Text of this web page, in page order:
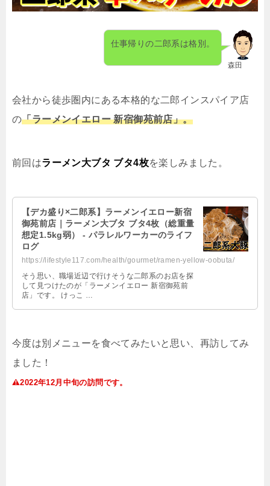
森田
仕事帰りの二郎系は格別。
会社から徒歩圏内にある本格的な二郎インスパイア店
の「ラーメンイエロー 新宿御苑前店」。
前回はラーメン大ブタ ブタ4枚を楽しみました。
【デカ盛り×二郎系】ラーメンイエロー新宿
御苑前店｜ラーメン大ブタ ブタ4枚（総重量
想定1.5kg弱） - パラレルワーカーのライフ
ログ
https://lifestyle117.com/health/gourmet/ramen-yellow-oobuta/
そう思い、職場近辺で行けそうな二郎系のお店を探
して見つけたのが「ラーメンイエロー 新宿御苑前
店」です。 けっこ …
今度は別メニューを食べてみたいと思い、再訪してみ
ました！
2022年12月中旬の訪問です。